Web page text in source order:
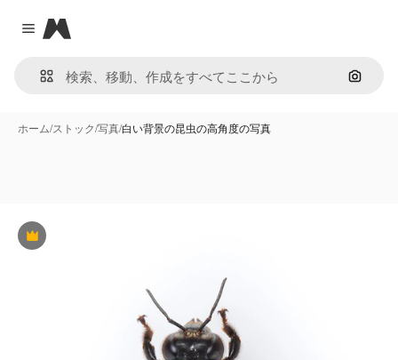
Close menu
Magnific
画像で
ホーム/ストック/写真/白い背景の昆虫の高角度の写真
Premium